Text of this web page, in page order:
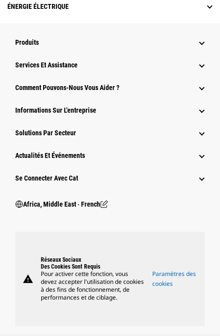
ÉNERGIE ÉLECTRIQUE
Produits
Services Et Assistance
Comment Pouvons-Nous Vous Aider ?
Informations Sur L'entreprise
Solutions Par Secteur
Actualités Et Événements
Se Connecter Avec Cat
Africa, Middle East ‧ French
warning
Réseaux Sociaux
Des Cookies Sont Requis
Pour activer cette fonction, vous
devez accepter l'utilisation de cookies
à des fins de fonctionnement, de
performances et de ciblage.
Paramètres des
cookies